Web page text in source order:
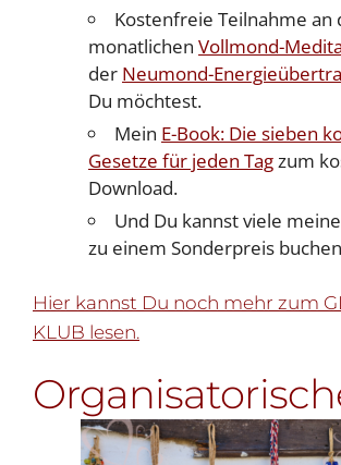
Kostenfreie Teilnahme an
monatlichen Vollmond-
der Neumond-
Du möchtest.
Mein E-Book: Die sieben
Gesetze für jeden Tagzum
Download.
Und Du kannst viele
zu einem Sonderpreis
Hier kannst Du noch mehr zum
KLUB lesen.